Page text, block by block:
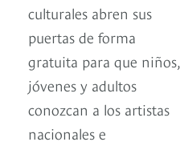
culturales abren sus
puertas de forma
gratuita para que niños,
jóvenes y adultos
conozcan a los artistas
nacionales e